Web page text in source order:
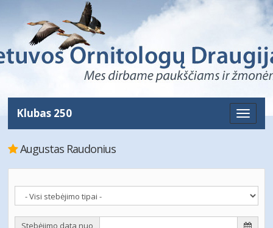
Toggle
Klubas 250
Augustas Raudonius
Stebėjimo data nuo